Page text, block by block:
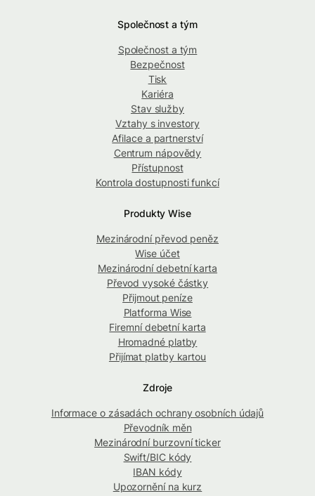
Společnost a tým
Společnost a tým
Bezpečnost
Tisk
Kariéra
Stav služby
Vztahy s investory
Afilace a partnerství
Centrum nápovědy
Přístupnost
Kontrola dostupnosti funkcí
Produkty Wise
Mezinárodní převod peněz
Wise účet
Mezinárodní debetní karta
Převod vysoké částky
Přijmout peníze
Platforma Wise
Firemní debetní karta
Hromadné platby
Přijímat platby kartou
Zdroje
Informace o zásadách ochrany osobních údajů
Převodník měn
Mezinárodní burzovní ticker
Swift/BIC kódy
IBAN kódy
Upozornění na kurz